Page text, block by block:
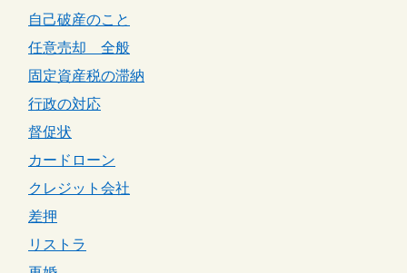
自己破産のこと
任意売却 全般
固定資産税の滞納
行政の対応
督促状
カードローン
クレジット会社
差押
リストラ